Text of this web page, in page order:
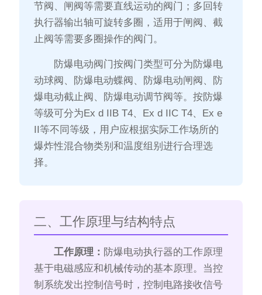
节阀、闸阀等需要直线运动的阀门；多回转
执行器输出轴可旋转多圈，适用于闸阀、截
止阀等需要多圈操作的阀门。
防爆电动阀门按阀门类型可分为防爆电
动球阀、防爆电动蝶阀、防爆电动闸阀、防
爆电动截止阀、防爆电动调节阀等。按防爆
等级可分为Ex d IIB T4、Ex d IIC T4、Ex e
II等不同等级，用户应根据实际工作场所的
爆炸性混合物类别和温度组别进行合理选
择。
二、工作原理与结构特点
工作原理： 防爆电动执行器的工作原理
基于电磁感应和机械传动的基本原理。当控
制系统发出控制信号时，控制电路接收信号